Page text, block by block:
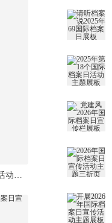
党建风2026年国际档案日活动主题三折页